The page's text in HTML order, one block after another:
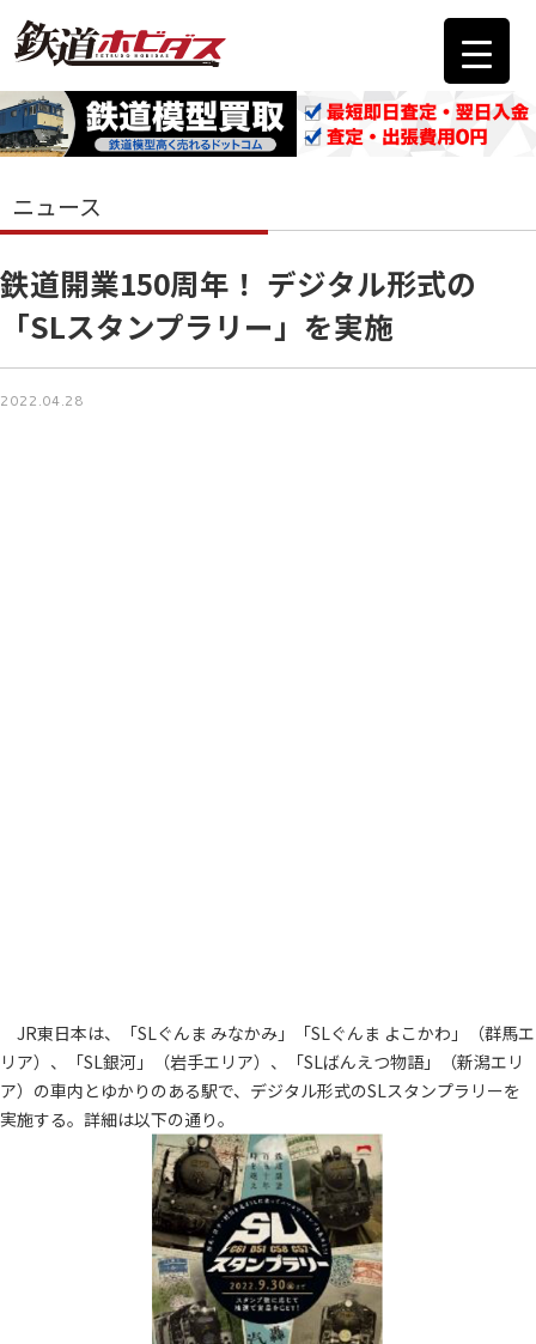
ニュース
鉄道開業150周年！ デジタル形式の
「SLスタンプラリー」を実施
2022.04.28
JR東日本は、「SLぐんま みなかみ」「SLぐんま よこかわ」（群馬エ
リア）、「SL銀河」（岩手エリア）、「SLばんえつ物語」（新潟エリ
ア） の車内とゆかりのある駅で、デジタル形式のSLスタンプラリーを
実施する。詳細は以下の通り。